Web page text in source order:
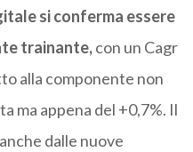
si conferma essere
trainante,con un Cagr
alla componente non
ma appena del +0,7%. Il
dalle nuove